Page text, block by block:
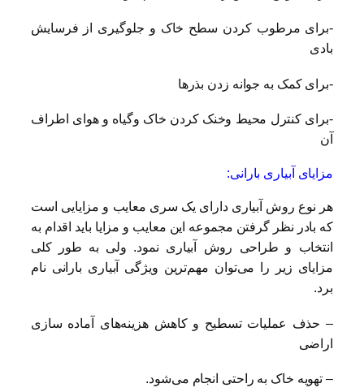
-برای مرطوب کردن سطح خاک و جلوگیری از فرسایش
بادی
-برای کمک به جوانه زدن بذرها
-برای کنترل محیط وخنک کردن خاک وگیاه و هوای اطراف
آن
مزایای آبیاری بارانی:
هر نوع روش آبیاری دارای یک سری معایب و مزایایی است
که بادر نظر گرفتن مجموعه این معایب و مزایا باید اقدام به
انتخاب و طراحی روش آبیاری نمود. ولی به طور کلی
مزایای زیر را می‌توان مهم‌ترین ویژگی آبیاری بارانی نام
برد.
– حذف عملیات تسطیح و کاهش هزینه‌های آماده سازی
اراضی
– تهویه خاک به راحتی انجام می‌شود.